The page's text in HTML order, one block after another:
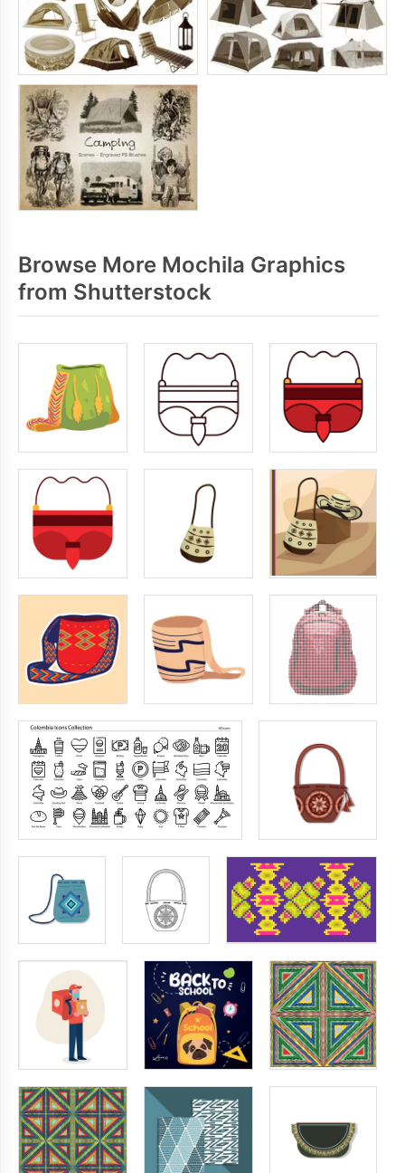
Browse More Mochila Graphics
from Shutterstock